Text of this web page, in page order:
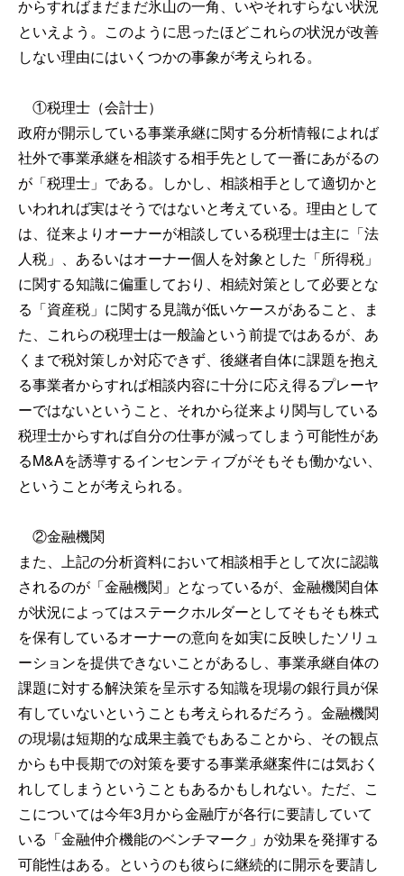
からすればまだまだ氷山の一角、いやそれすらない状況
といえよう。このように思ったほどこれらの状況が改善
しない理由にはいくつかの事象が考えられる。
①税理士（会計士）
政府が開示している事業承継に関する分析情報によれば
社外で事業承継を相談する相手先として一番にあがるの
が「税理士」である。しかし、相談相手として適切かと
いわれれば実はそうではないと考えている。理由として
は、従来よりオーナーが相談している税理士は主に「法
人税」、あるいはオーナー個人を対象とした「所得税」
に関する知識に偏重しており、相続対策として必要とな
る「資産税」に関する見識が低いケースがあること、ま
た、これらの税理士は一般論という前提ではあるが、あ
くまで税対策しか対応できず、後継者自体に課題を抱え
る事業者からすれば相談内容に十分に応え得るプレーヤ
ーではないということ、それから従来より関与している
税理士からすれば自分の仕事が減ってしまう可能性があ
るM&Aを誘導するインセンティブがそもそも働かない、
ということが考えられる。
②金融機関
また、上記の分析資料において相談相手として次に認識
されるのが「金融機関」となっているが、金融機関自体
が状況によってはステークホルダーとしてそもそも株式
を保有しているオーナーの意向を如実に反映したソリュ
ーションを提供できないことがあるし、事業承継自体の
課題に対する解決策を呈示する知識を現場の銀行員が保
有していないということも考えられるだろう。金融機関
の現場は短期的な成果主義でもあることから、その観点
からも中長期での対策を要する事業承継案件には気おく
れしてしまうということもあるかもしれない。ただ、こ
こについては今年3月から金融庁が各行に要請していて
いる「金融仲介機能のベンチマーク」が効果を発揮する
可能性はある。というのも彼らに継続的に開示を要請し